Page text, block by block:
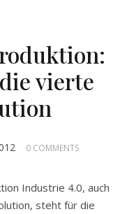
vierte
0 COMMENTS
Industrie 4.0, auch
steht für die